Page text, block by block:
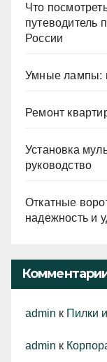
Что
путеводитель
России
Умные лампы:
Ремонт
Установка
руководство
Откатные
надежность и
admin к Пилки
admin к